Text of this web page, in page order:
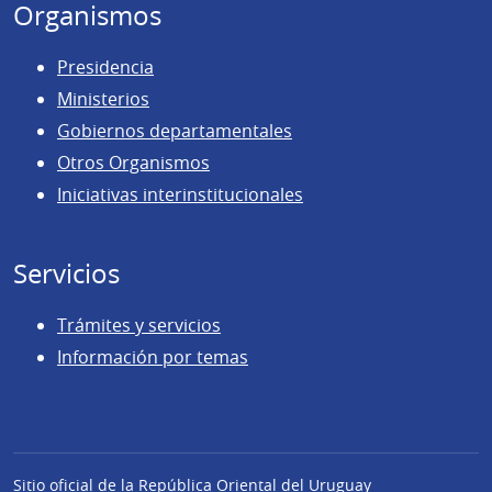
Organismos
Presidencia
Ministerios
Gobiernos departamentales
Otros Organismos
Iniciativas interinstitucionales
Servicios
Trámites y servicios
Información por temas
Sitio oficial de la República Oriental del Uruguay